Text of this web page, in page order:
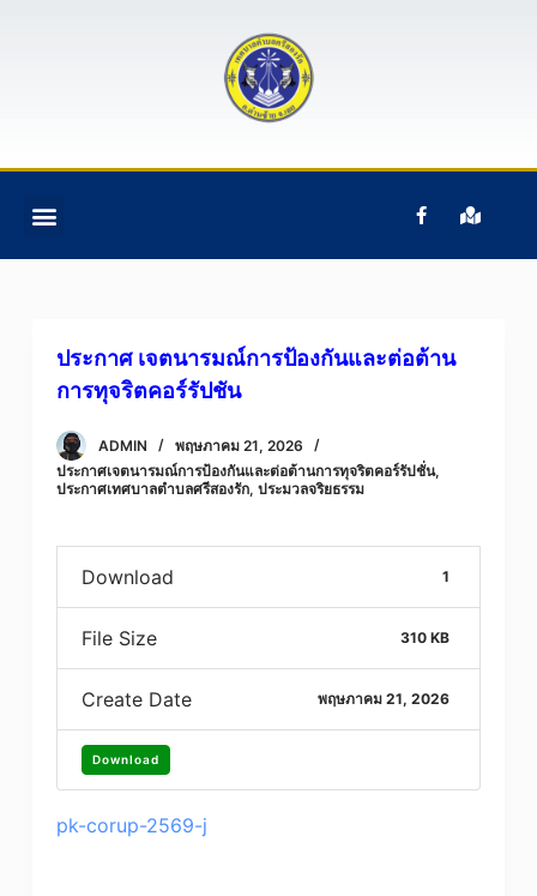
c
ประกาศ เจตนารมณ์การป้องกันและต่อต้าน
การทุจริตคอร์รัปชัน
ADMIN
พฤษภาคม 21, 2026
ประกาศเจตนารมณ์การป้องกันและต่อต้านการทุจริตคอร์รัปชั่น,
ประกาศเทศบาลตำบลศรีสองรัก, ประมวลจริยธรรม
Download 1
File Size 310 KB
Create Date พฤษภาคม 21, 2026
Download
pk-corup-2569-j